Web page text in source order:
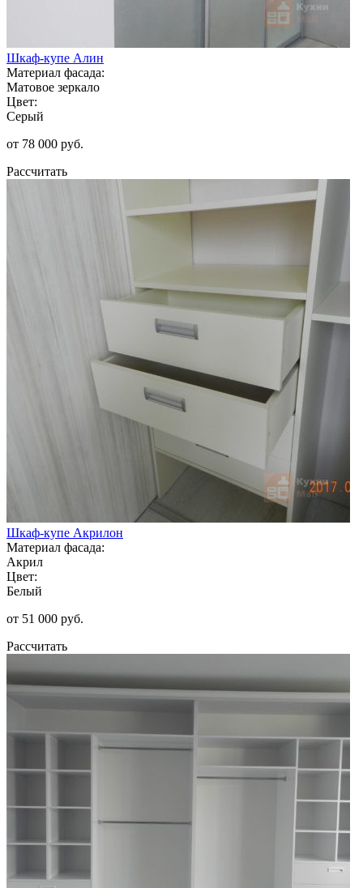
Шкаф-купе Алин
Материал фасада:
Матовое зеркало
Цвет:
Серый
от 78 000 руб.
Рассчитать
Шкаф-купе Акрилон
Материал фасада:
Акрил
Цвет:
Белый
от 51 000 руб.
Рассчитать